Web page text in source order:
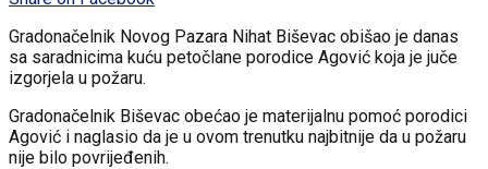
Gradonačelnik Novog Pazara Nihat Biševac obišao je danas
sa saradnicima kuću petočlane porodice Agović koja je juče
izgorjela u požaru.
Gradonačelnik Biševac obećao je materijalnu pomoć porodici
Agović i naglasio da je u ovom trenutku najbitnije da u požaru
nije bilo povrijeđenih.